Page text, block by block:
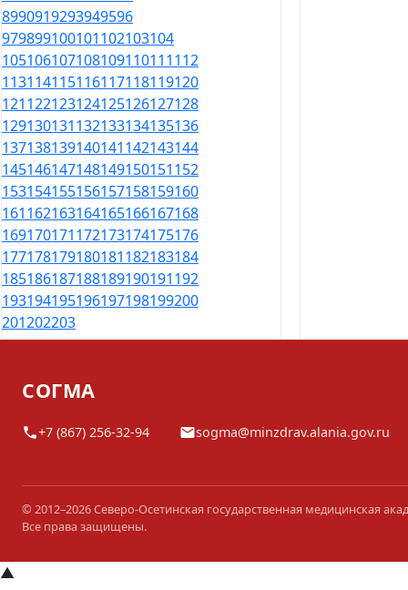
8990919293949596
979899100101102103104
105106107108109110111112
113114115116117118119120
121122123124125126127128
129130131132133134135136
137138139140141142143144
145146147148149150151152
153154155156157158159160
161162163164165166167168
169170171172173174175176
177178179180181182183184
185186187188189190191192
193194195196197198199200
201202203
СОГМА
+7 (867) 256-32-94 sogma@minzdrav.alania.gov.ru
© 2012–2026 Северо-Осетинская государственная медицинская
Все права защищены.
▲